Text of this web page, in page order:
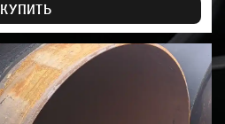
КУПИТЬ